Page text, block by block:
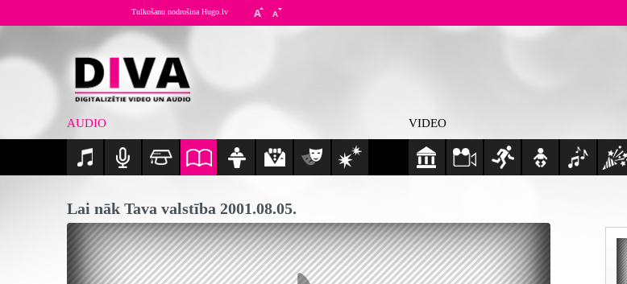
Tulkošanu nodrošina Hugo.lv
AUDIO VIDEO
Lai nāk Tava valstība 2001.08.05.